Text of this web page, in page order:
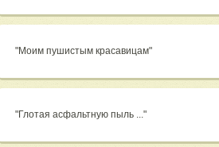
"Моим пушистым красавицам"
"Глотая асфальтную пыль ..."